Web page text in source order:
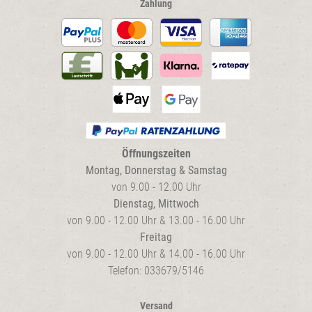
Zahlung
Öffnungszeiten
Montag, Donnerstag & Samstag
von 9.00 - 12.00 Uhr
Dienstag, Mittwoch
von 9.00 - 12.00 Uhr & 13.00 - 16.00 Uhr
Freitag
von 9.00 - 12.00 Uhr & 14.00 - 16.00 Uhr
Telefon: 033679/5146
Versand